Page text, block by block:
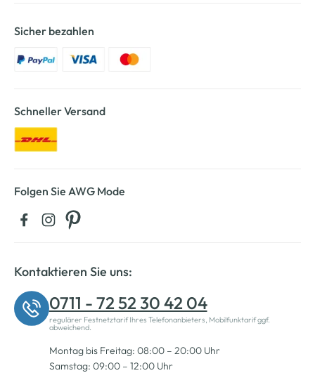
Sicher bezahlen
Schneller Versand
Folgen Sie AWG Mode
Kontaktieren Sie uns:
0711 - 72 52 30 42 04
regulärer Festnetztarif Ihres Telefonanbieters, Mobilfunktarif ggf.
abweichend.
Montag bis Freitag: 08:00 – 20:00 Uhr
Samstag: 09:00 – 12:00 Uhr